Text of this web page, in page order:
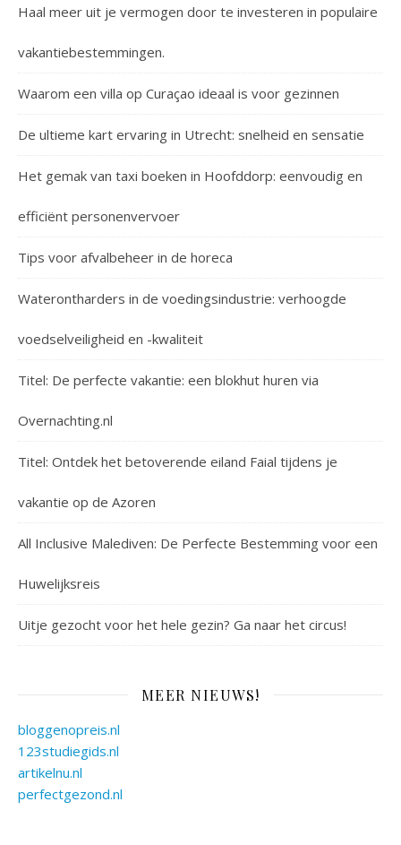
Haal meer uit je vermogen door te investeren in populaire
vakantiebestemmingen.
Waarom een villa op Curaçao ideaal is voor gezinnen
De ultieme kart ervaring in Utrecht: snelheid en sensatie
Het gemak van taxi boeken in Hoofddorp: eenvoudig en
efficiënt personenvervoer
Tips voor afvalbeheer in de horeca
Waterontharders in de voedingsindustrie: verhoogde
voedselveiligheid en -kwaliteit
Titel: De perfecte vakantie: een blokhut huren via
Overnachting.nl
Titel: Ontdek het betoverende eiland Faial tijdens je
vakantie op de Azoren
All Inclusive Malediven: De Perfecte Bestemming voor een
Huwelijksreis
Uitje gezocht voor het hele gezin? Ga naar het circus!
MEER NIEUWS!
bloggenopreis.nl
123studiegids.nl
artikelnu.nl
perfectgezond.nl